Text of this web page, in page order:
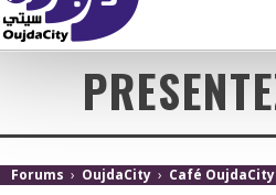
Forums › OujdaCity › Café OujdaCity